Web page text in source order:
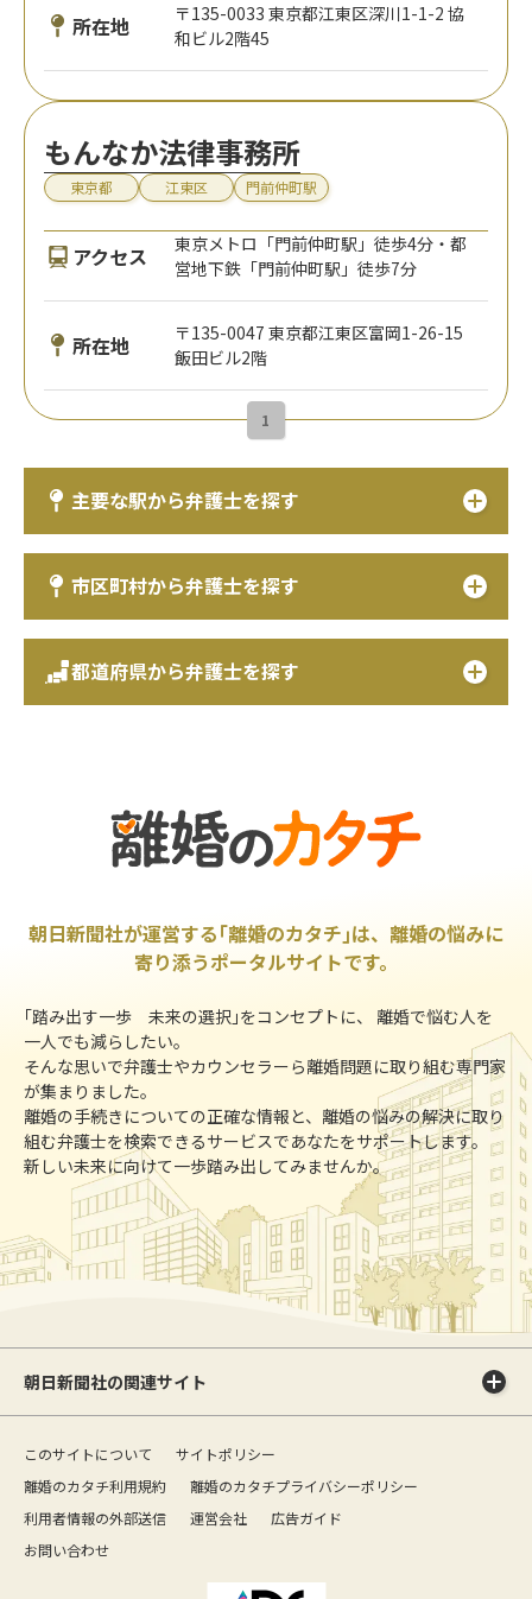
所在地
〒135-0033 東京都江東区深川1-1-2 協
和ビル2階45
もんなか法律事務所
東京都 江東区 門前仲町駅
アクセス
東京メトロ「門前仲町駅」徒歩4分・都
営地下鉄「門前仲町駅」徒歩7分
所在地
〒135-0047 東京都江東区富岡1-26-15
飯田ビル2階
1
主要な駅から弁護士を探す
市区町村から弁護士を探す
都道府県から弁護士を探す
朝日新聞社が運営する｢離婚のカタチ｣は、離婚の悩みに
寄り添うポータルサイトです。
｢踏み出す一歩 未来の選択｣をコンセプトに、 離婚で悩む人を
一人でも減らしたい。
そんな思いで弁護士やカウンセラーら離婚問題に取り組む専門家
が集まりました。
離婚の手続きについての正確な情報と、離婚の悩みの解決に取り
組む弁護士を検索できるサービスであなたをサポートします。
新しい未来に向けて一歩踏み出してみませんか。
朝日新聞社の関連サイト
このサイトについて
サイトポリシー
離婚のカタチ利用規約
離婚のカタチプライバシーポリシー
利用者情報の外部送信
運営会社
広告ガイド
お問い合わせ